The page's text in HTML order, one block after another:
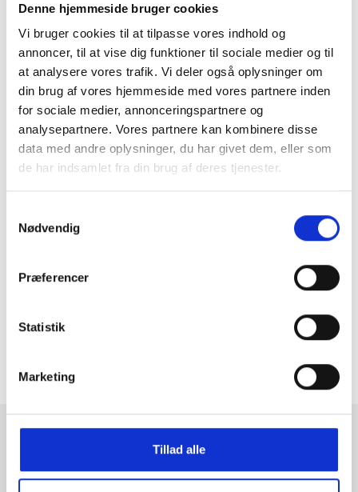
Denne hjemmeside bruger cookies
Vi bruger cookies til at tilpasse vores indhold og
annoncer, til at vise dig funktioner til sociale medier og til
at analysere vores trafik. Vi deler også oplysninger om
din brug af vores hjemmeside med vores partnere inden
for sociale medier, annonceringspartnere og
analysepartnere. Vores partnere kan kombinere disse
data med andre oplysninger, du har givet dem, eller som
de har indsamlet fra din brug af deres tjenester.
Nødvendig
Præferencer
Statistik
Marketing
Tillad alle
Polar Skate Co grip tape med die cut logo. Jessup Grip.
14 DAGES fortrydelsesret
Tilmeld dig fashion news
Bliv medlem nu, og få de nyeste trends i din indbakke